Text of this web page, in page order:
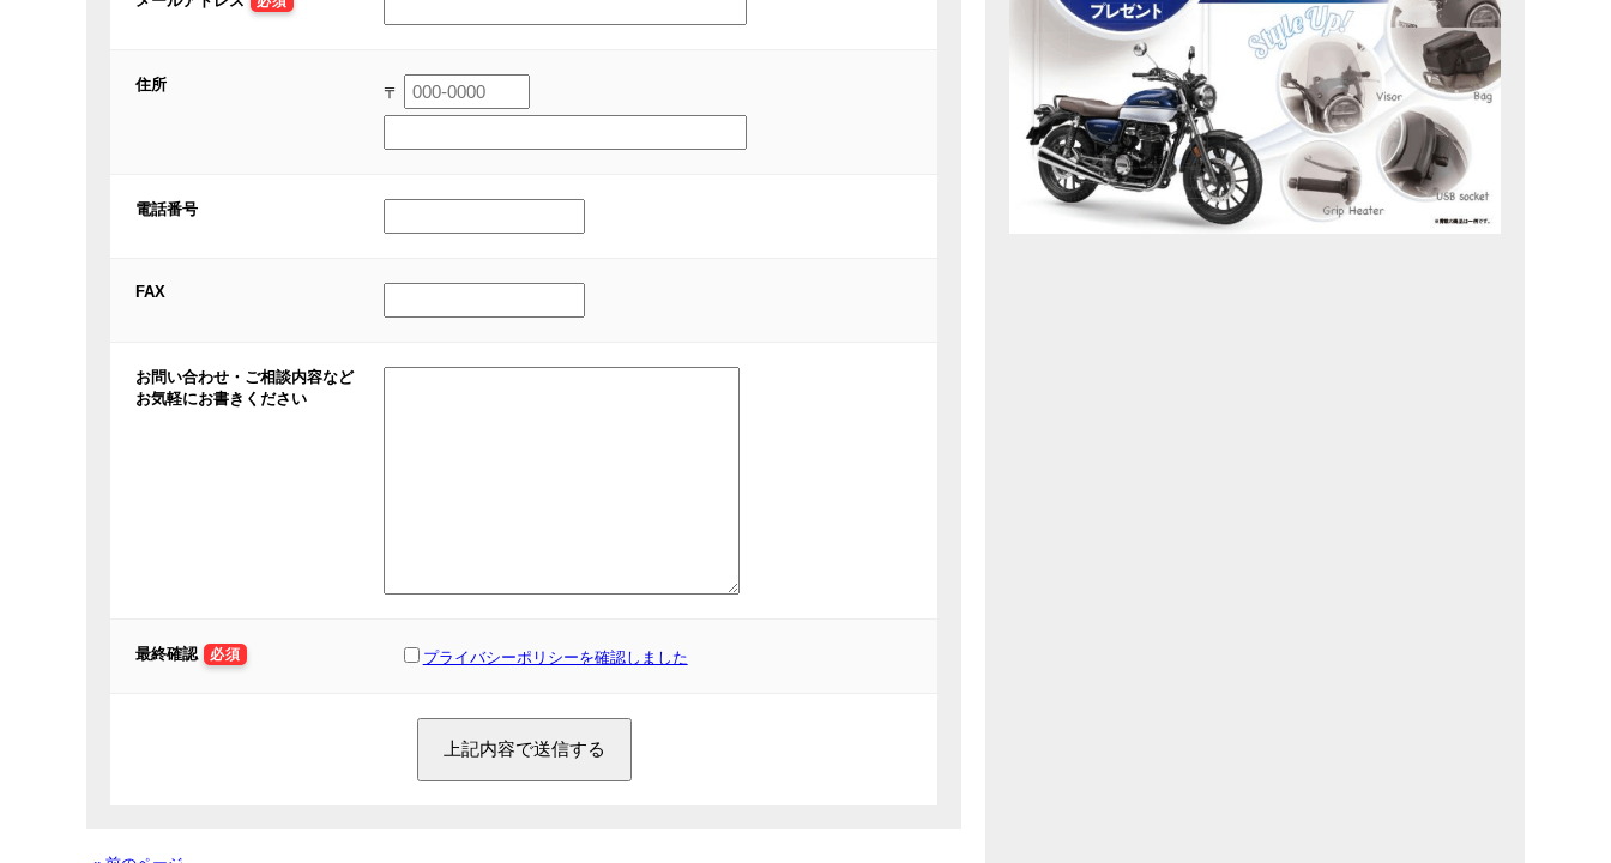
住所 〒
電話番号
FAX
お問い合わせ・ご相談内容など
お気軽にお書きください
最終確認 必須 プライバシーポリシーを確認しました